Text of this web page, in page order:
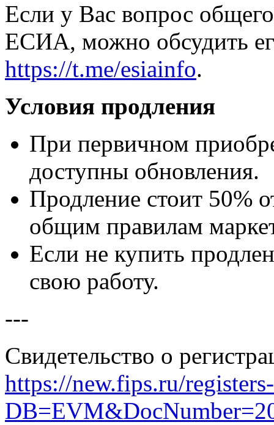
Если у Вас вопрос
ЕСИА, можно обсудить
https://t.me/esiainfo.
Условия продления
При первичном
доступны обновления.
Продление стоит 50%
общим правилам
Если не купить
свою работу.
---
Свидетельство о
https://new.fips.ru/